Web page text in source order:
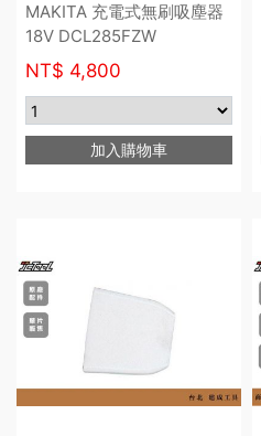
MAKITA 充電式無刷吸塵器
18V DCL285FZW
NT$ 4,800
加入購物車